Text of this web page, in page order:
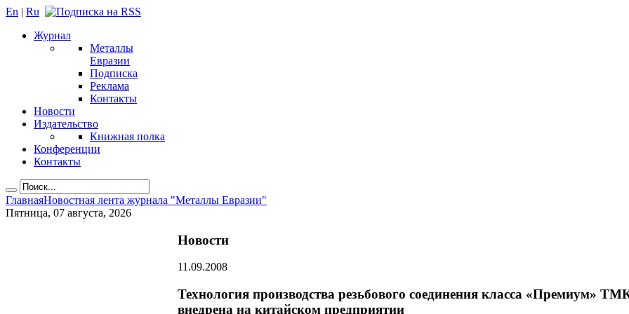
En | Ru
Журнал
Металлы
Евразии
Подписка
Реклама
Контакты
Новости
Издательство
Книжная полка
Конференции
Контакты
ГлавнаяНовостная лента журнала "Металлы Евразии"
Пятница, 07 августа, 2026
Новости
11.09.2008
Технология производства резьбового соединения класса «Премиум»
внедрена на китайском предприятии